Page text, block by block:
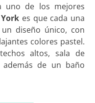
uno de los mejores
es que cada una
diseño único, con
colores pastel.
altos, sala de
de un baño